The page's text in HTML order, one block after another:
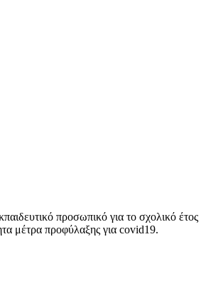
προσωπικό για το σχολικό
μέτρα προφύλαξης για covid19.